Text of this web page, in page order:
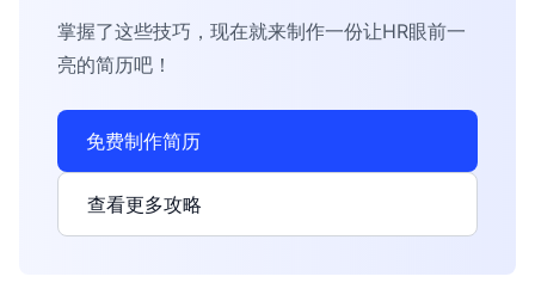
掌握了这些技巧，现在就来制作一份让HR眼前一
亮的简历吧！
免费制作简历
查看更多攻略